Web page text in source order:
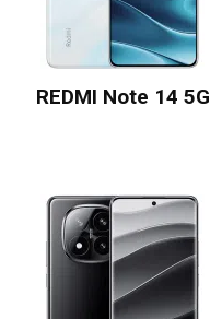
REDMI Note 14 5G